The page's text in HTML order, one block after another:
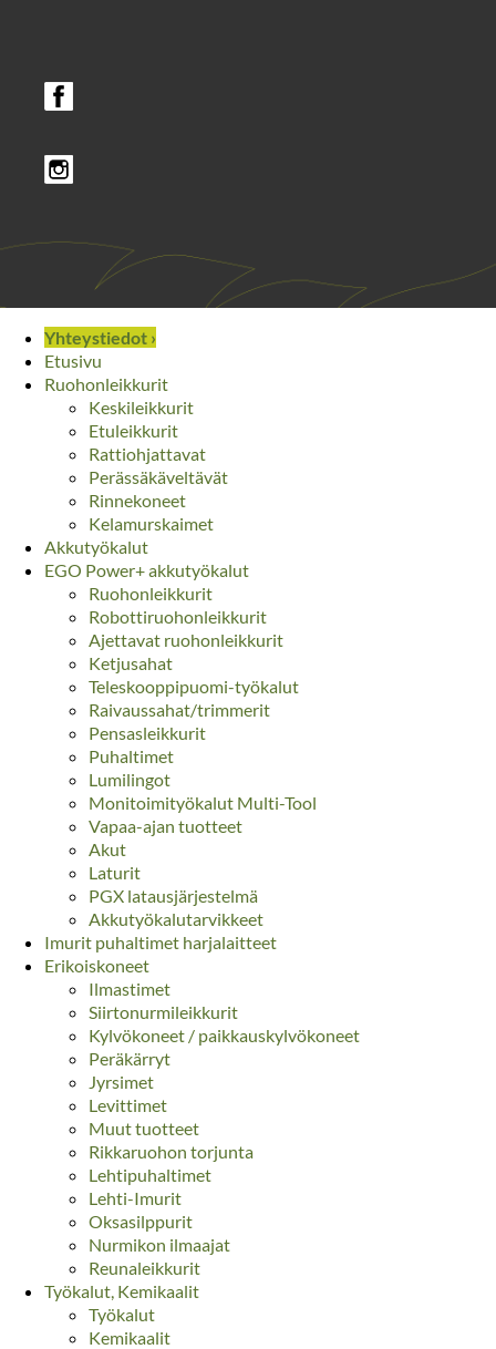
Yhteystiedot ›
Etusivu
Ruohonleikkurit
Keskileikkurit
Etuleikkurit
Rattiohjattavat
Perässäkäveltävät
Rinnekoneet
Kelamurskaimet
Akkutyökalut
EGO Power+ akkutyökalut
Ruohonleikkurit
Robottiruohonleikkurit
Ajettavat ruohonleikkurit
Ketjusahat
Teleskooppipuomi-työkalut
Raivaussahat/trimmerit
Pensasleikkurit
Puhaltimet
Lumilingot
Monitoimityökalut Multi-Tool
Vapaa-ajan tuotteet
Akut
Laturit
PGX latausjärjestelmä
Akkutyökalutarvikkeet
Imurit puhaltimet harjalaitteet
Erikoiskoneet
Ilmastimet
Siirtonurmileikkurit
Kylvökoneet / paikkauskylvökoneet
Peräkärryt
Jyrsimet
Levittimet
Muut tuotteet
Rikkaruohon torjunta
Lehtipuhaltimet
Lehti-Imurit
Oksasilppurit
Nurmikon ilmaajat
Reunaleikkurit
Työkalut, Kemikaalit
Työkalut
Kemikaalit